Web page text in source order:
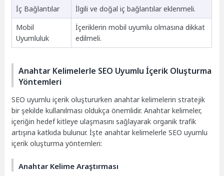
İç Bağlantılar
İlgili ve doğal iç bağlantılar eklenmeli.
Mobil
Uyumluluk
İçeriklerin mobil uyumlu olmasına dikkat
edilmeli.
Anahtar Kelimelerle SEO Uyumlu İçerik Oluşturma
Yöntemleri
SEO uyumlu içerik oluştururken anahtar kelimelerin stratejik
bir şekilde kullanılması oldukça önemlidir. Anahtar kelimeler,
içeriğin hedef kitleye ulaşmasını sağlayarak organik trafik
artışına katkıda bulunur. İşte anahtar kelimelerle SEO uyumlu
içerik oluşturma yöntemleri:
Anahtar Kelime Araştırması